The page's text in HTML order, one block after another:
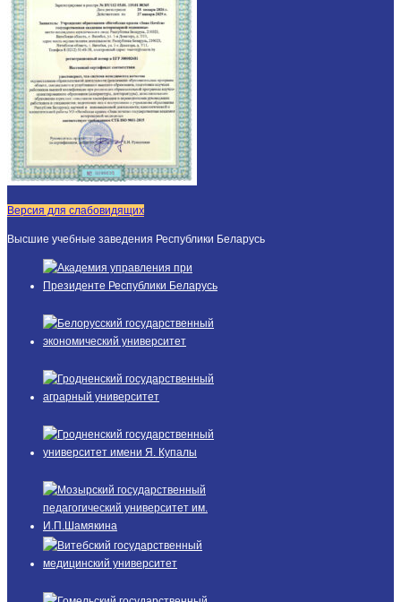
Версия для слабовидящих
Высшие учебные заведения Республики Беларусь